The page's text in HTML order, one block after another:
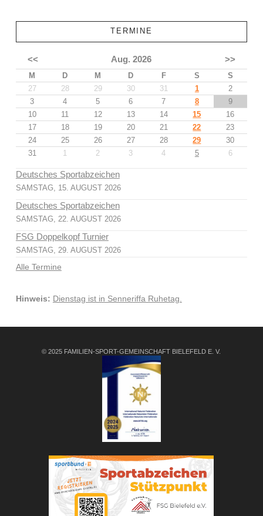
TERMINE
<< Aug. 2026 >>
M D M D F S
S
27
28 29 30 31 1
2
3
4 5 6 7 8
9
10
11 12 13 14 15
16
17
18 19 20 21 22
23
24
25 26 27 28 29
30
31
1 2 3 4 5 6
Deutsches Sportabzeichen
SAMSTAG, 15. AUGUST 2026
Deutsches Sportabzeichen
SAMSTAG, 22. AUGUST 2026
FSG Doppelkopf Turnier
SAMSTAG, 29. AUGUST 2026
Alle Termine
Hinweis: Dienstag ist in Senneriffa Ruhetag.
© 2025 FAMILIEN-SPORT-GEMEINSCHAFT BIELEFELD E. V.